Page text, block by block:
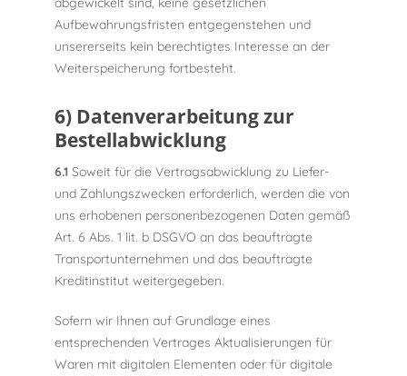
Aufbewahrungsfristen entgegenstehen und
unsererseits kein berechtigtes Interesse an der
Weiterspeicherung fortbesteht.
6) Datenverarbeitung zur
Bestellabwicklung
6.1 Soweit für die Vertragsabwicklung zu Liefer-
und Zahlungszwecken erforderlich, werden die von
uns erhobenen personenbezogenen Daten gemäß
Art. 6 Abs. 1 lit. b DSGVO an das beauftragte
Transportunternehmen und das beauftragte
Kreditinstitut weitergegeben.
Sofern wir Ihnen auf Grundlage eines
entsprechenden Vertrages Aktualisierungen für
Waren mit digitalen Elementen oder für digitale